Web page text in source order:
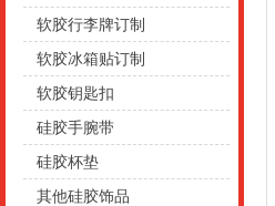
软胶行李牌订制
软胶冰箱贴订制
软胶钥匙扣
硅胶手腕带
硅胶杯垫
其他硅胶饰品